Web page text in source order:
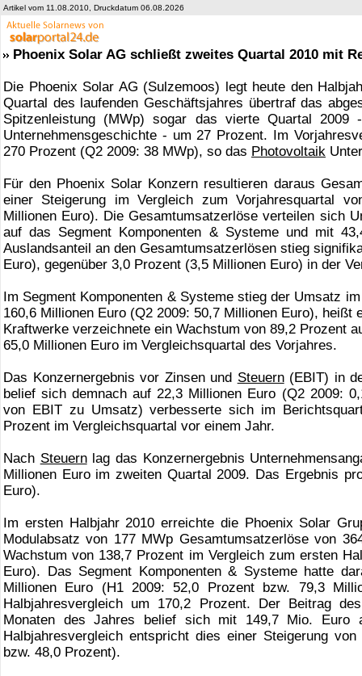
Artikel vom 11.08.2010, Druckdatum 06.08.2026
Phoenix Solar AG schließt zweites Quartal 2010 mit
Die Phoenix Solar AG (Sulzemoos) legt heute den
Quartal des laufenden Geschäftsjahres übertraf das
Spitzenleistung (MWp) sogar das vierte Quartal
Unternehmensgeschichte - um 27 Prozent. Im
270 Prozent (Q2 2009: 38 MWp), so das Photovoltaik
Für den Phoenix Solar Konzern resultieren daraus
einer Steigerung im Vergleich zum Vorjahresquartal
Millionen Euro). Die Gesamtumsatzerlöse verteilen sich
auf das Segment Komponenten & Systeme und mit
Auslandsanteil an den Gesamtumsatzerlösen stieg
Euro), gegenüber 3,0 Prozent (3,5 Millionen Euro) in der
Im Segment Komponenten & Systeme stieg der Umsatz
160,6 Millionen Euro (Q2 2009: 50,7 Millionen Euro),
Kraftwerke verzeichnete ein Wachstum von 89,2 Prozent
65,0 Millionen Euro im Vergleichsquartal des Vorjahres.
Das Konzernergebnis vor Zinsen und Steuern(EBIT) in
belief sich demnach auf 22,3 Millionen Euro (Q2 2009:
von EBIT zu Umsatz) verbesserte sich im
Prozent im Vergleichsquartal vor einem Jahr.
Nach Steuernlag das Konzernergebnis
Millionen Euro im zweiten Quartal 2009. Das Ergebnis
Euro).
Im ersten Halbjahr 2010 erreichte die Phoenix Solar
Modulabsatz von 177 MWp Gesamtumsatzerlöse von
Wachstum von 138,7 Prozent im Vergleich zum ersten
Euro). Das Segment Komponenten & Systeme hatte
Millionen Euro (H1 2009: 52,0 Prozent bzw. 79,3
Halbjahresvergleich um 170,2 Prozent. Der Beitrag
Monaten des Jahres belief sich mit 149,7 Mio. Euro
Halbjahresvergleich entspricht dies einer Steigerung
bzw. 48,0 Prozent).